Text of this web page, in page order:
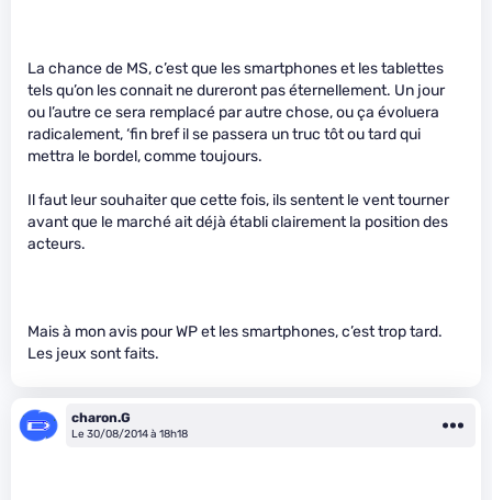
La chance de MS, c’est que les smartphones et les tablettes
tels qu’on les connait ne dureront pas éternellement. Un jour
ou l’autre ce sera remplacé par autre chose, ou ça évoluera
radicalement, ‘fin bref il se passera un truc tôt ou tard qui
mettra le bordel, comme toujours.
Il faut leur souhaiter que cette fois, ils sentent le vent tourner
avant que le marché ait déjà établi clairement la position des
acteurs.
Mais à mon avis pour WP et les smartphones, c’est trop tard.
Les jeux sont faits.
charon.G
Le 30/08/2014 à 18h18